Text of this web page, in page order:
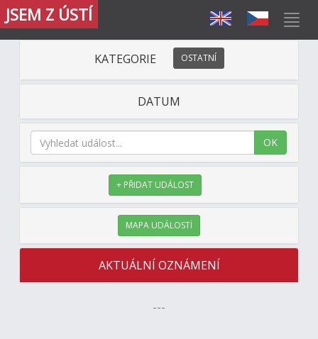
JSEM Z ÚSTÍ
KATEGORIE OSTATNÍ
DATUM
OK
+ PŘIDAT UDÁLOST
MAPA UDÁLOSTÍ
AKTUÁLNÍ OZNÁMENÍ
---